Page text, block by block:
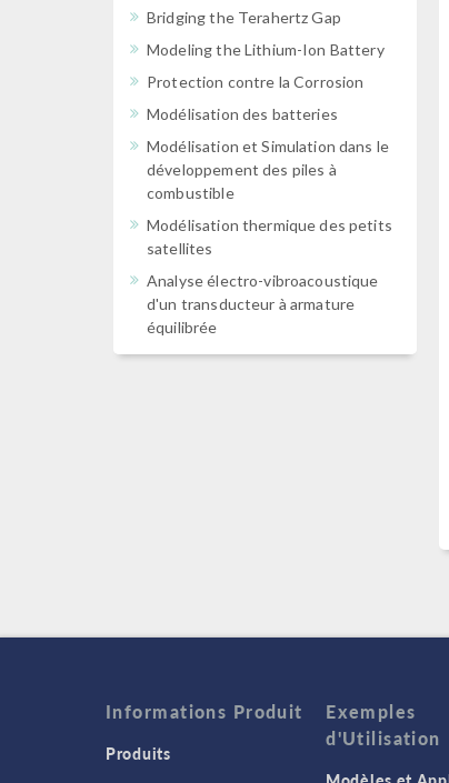
Bridging the Terahertz Gap
Modeling the Lithium-Ion Battery
Protection contre la Corrosion
Modélisation des batteries
Modélisation et Simulation dans le
développement des piles à
combustible
Modélisation thermique des petits
satellites
Analyse électro-vibroacoustique
d'un transducteur à armature
équilibrée
Informations Produit
Produits
Exemples
d'Utilisation